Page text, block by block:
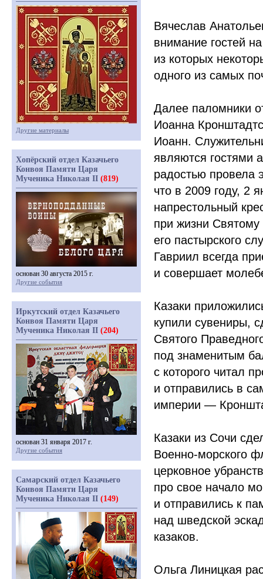
Вячеслав
внимание гостей
из которых
одного из самых
Далее паломники
Иоанна
Иоанн.
являются гостями
радостью провела
что в 2009 году, 2
напрестольный
при жизни
его пастырского
Гавриил всегда
и совершает
Казаки
купили сувениры,
Святого
под знаменитым
с которого читал
и отправились в
империи —
Казаки из Сочи
Военно-морского
церковное
про свое начало
и отправились к
над шведской
казаков.
Ольга Линицкая
Другие материалы
Хопёрский отдел Казачьего
Конвоя Памяти Царя
Мученика Николая II (819)
основан 30 августа 2015 г.
Другие события
Иркутский отдел Казачьего
Конвоя Памяти Царя
Мученика Николая II (204)
основан 31 января 2017 г.
Другие события
Самарский отдел Казачьего
Конвоя Памяти Царя
Мученика Николая II (149)